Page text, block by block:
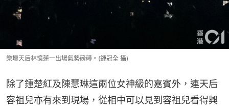
樂壇天后林憶蓮一出場氣勢磅礡。(鍾冠全 攝)
除了鍾楚紅及陳慧琳這兩位女神級的嘉賓外，連天后
容祖兒亦有來到現場，從相中可以見到容祖兒看得興